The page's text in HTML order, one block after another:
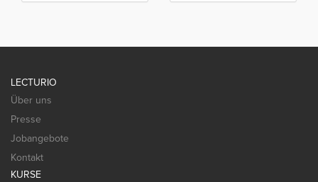
LECTURIO
Über uns
Presse
Jobangebote
Kontakt
KURSE